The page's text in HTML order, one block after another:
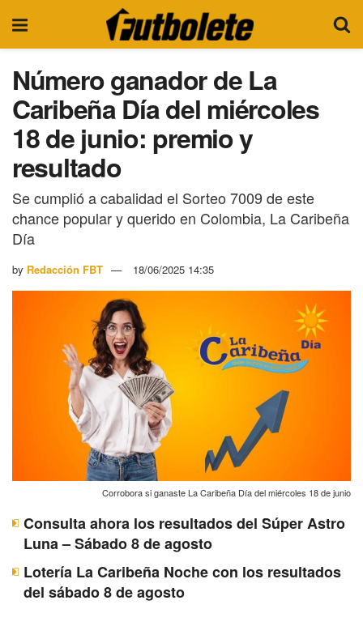
Número ganador de La
Caribeña Día del miércoles
18 de junio: premio y
resultado
Se cumplió a cabalidad el Sorteo 7009 de este
chance popular y querido en Colombia, La Caribeña
Día
by Redacción FBT 18/06/2025 14:35
Corrobora si ganaste La Caribeña Día del miércoles 18 de junio
Consulta ahora los resultados del Súper Astro
Luna – Sábado 8 de agosto
Lotería La Caribeña Noche con los resultados
del sábado 8 de agosto